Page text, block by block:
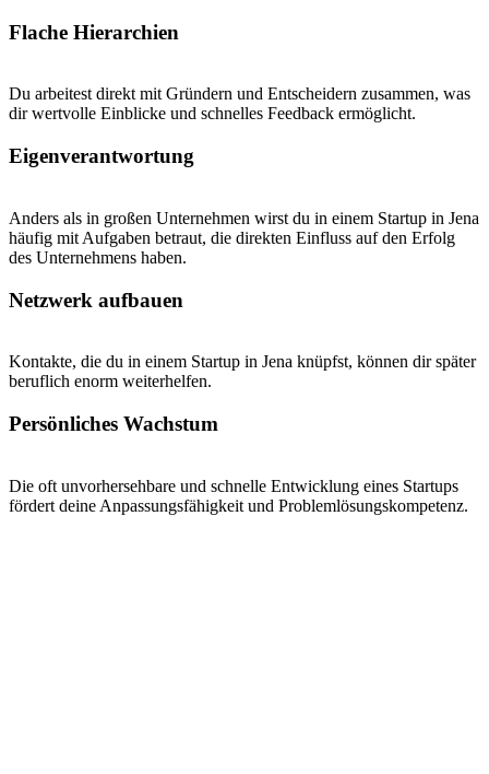
Flache Hierarchien
Du arbeitest direkt mit Gründern und Entscheidern zusammen, was
dir wertvolle Einblicke und schnelles Feedback ermöglicht.
Eigenverantwortung
Anders als in großen Unternehmen wirst du in einem Startup in Jena
häufig mit Aufgaben betraut, die direkten Einfluss auf den Erfolg
des Unternehmens haben.
Netzwerk aufbauen
Kontakte, die du in einem Startup in Jena knüpfst, können dir später
beruflich enorm weiterhelfen.
Persönliches Wachstum
Die oft unvorhersehbare und schnelle Entwicklung eines Startups
fördert deine Anpassungsfähigkeit und Problemlösungskompetenz.